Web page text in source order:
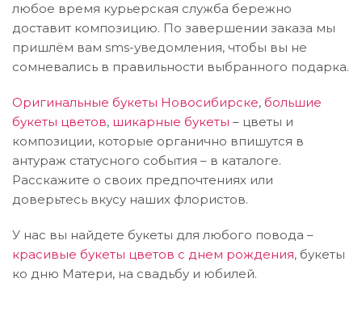
любое время курьерская служба бережно
доставит композицию. По завершении заказа мы
пришлём вам sms-уведомления, чтобы вы не
сомневались в правильности выбранного подарка.
Оригинальные букеты Новосибирске, большие
букеты цветов, шикарные букеты – цветы и
композиции, которые органично впишутся в
антураж статусного события – в каталоге.
Расскажите о своих предпочтениях или
доверьтесь вкусу наших флористов.
У нас вы найдете букеты для любого повода –
красивые букеты цветов с днем рождения, букеты
ко дню Матери, на свадьбу и юбилей.